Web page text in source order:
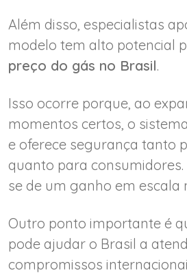
Além disso, especialistas
modelo tem alto potencial
preço do gás no Brasil.
Isso ocorre porque, ao
momentos certos, o
e oferece segurança tanto
quanto para
se de um ganho em escala
Outro ponto importante é
pode ajudar o Brasil a
compromissos